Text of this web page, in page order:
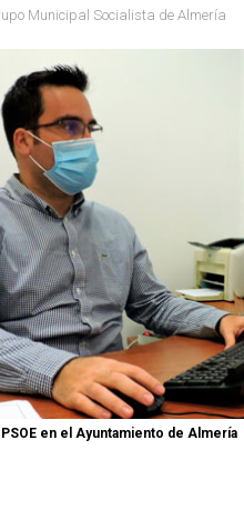
Municipal Socialista de Almería
en el Ayuntamiento de Almería